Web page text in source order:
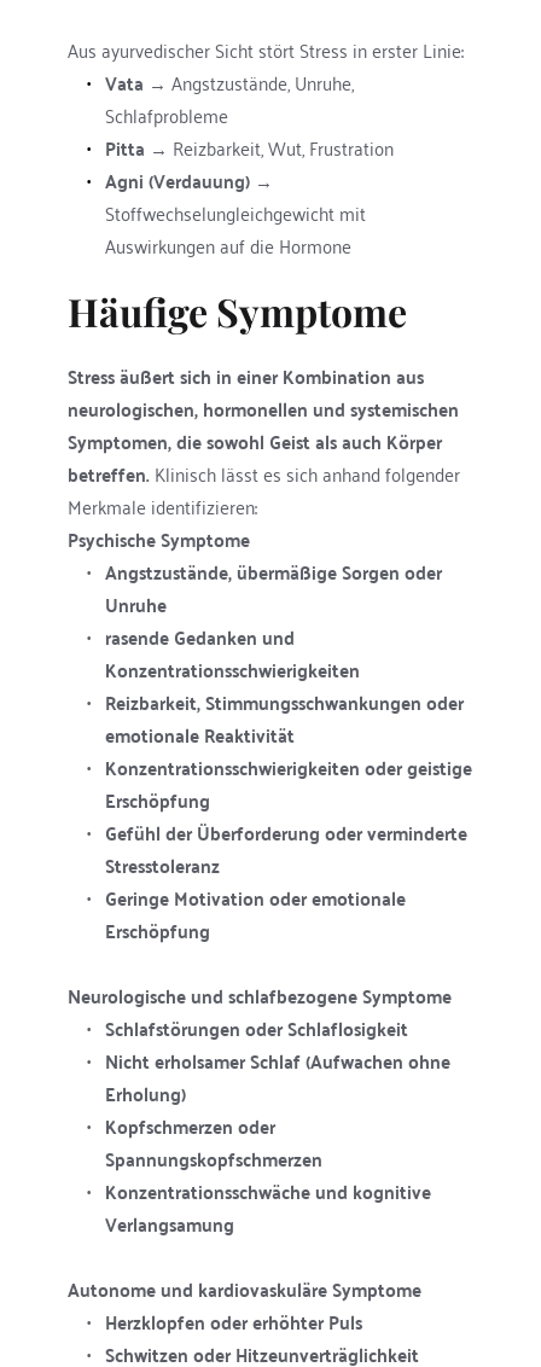
Aus ayurvedischer Sicht stört Stress in erster Linie:
Vata → Angstzustände, Unruhe,
Schlafprobleme
Pitta → Reizbarkeit, Wut, Frustration
Agni (Verdauung) →
Stoffwechselungleichgewicht mit
Auswirkungen auf die Hormone
Häufige Symptome
Stress äußert sich in einer Kombination aus
neurologischen, hormonellen und systemischen
Symptomen, die sowohl Geist als auch Körper
betreffen. Klinisch lässt es sich anhand folgender
Merkmale identifizieren:
Psychische Symptome
Angstzustände, übermäßige Sorgen oder
Unruhe
rasende Gedanken und
Konzentrationsschwierigkeiten
Reizbarkeit, Stimmungsschwankungen oder
emotionale Reaktivität
Konzentrationsschwierigkeiten oder geistige
Erschöpfung
Gefühl der Überforderung oder verminderte
Stresstoleranz
Geringe Motivation oder emotionale
Erschöpfung
Neurologische und schlafbezogene Symptome
Schlafstörungen oder Schlaflosigkeit
Nicht erholsamer Schlaf (Aufwachen ohne
Erholung)
Kopfschmerzen oder
Spannungskopfschmerzen
Konzentrationsschwäche und kognitive
Verlangsamung
Autonome und kardiovaskuläre Symptome
Herzklopfen oder erhöhter Puls
Schwitzen oder Hitzeunverträglichkeit